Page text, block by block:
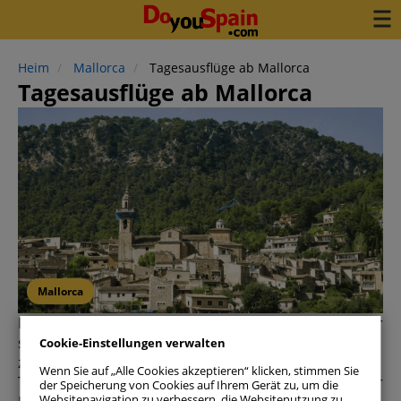
Heim Mallorca Tagesausflüge ab Mallorca
Tagesausflüge ab Mallorca
Mallorca
Mallorca erfindet sich jenseits aller Klischees neu. Wer
sich mit feinem Sand und Strandbars am Meer
zufrieden gibt, verpasst das wahre Wesen der Insel.
Tatsächlich steckt die größte der Baleareninseln voller
Cookie-Einstellungen verwalten
Wenn Sie auf „Alle Cookies akzeptieren“ klicken, stimmen Sie
der Speicherung von Cookies auf Ihrem Gerät zu, um die